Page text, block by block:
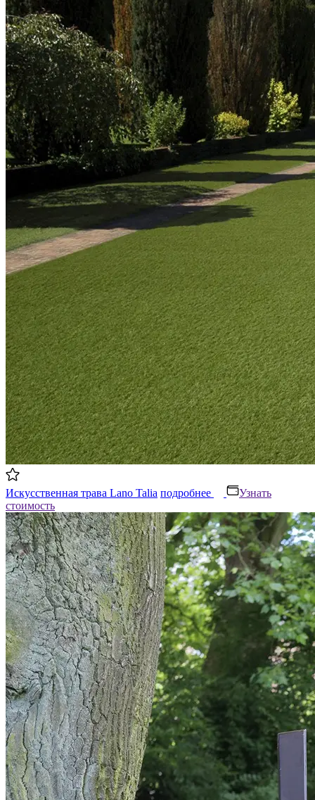
Искусственная трава Lano Talia подробнее
Узнать
стоимость